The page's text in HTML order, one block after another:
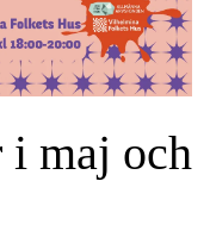
maj och